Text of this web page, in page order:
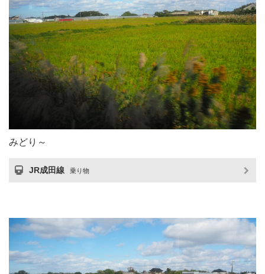
みどり～
JR成田線 乗り物